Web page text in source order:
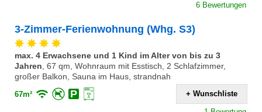
6 Bewertungen
3-Zimmer-Ferienwohnung (Whg. S3)
max. 4 Erwachsene und 1 Kind im Alter von bis zu 3
Jahren, 67 qm, Wohnraum mit Esstisch, 2 Schlafzimmer,
großer Balkon, Sauna im Haus, strandnah
67m² + Wunschliste